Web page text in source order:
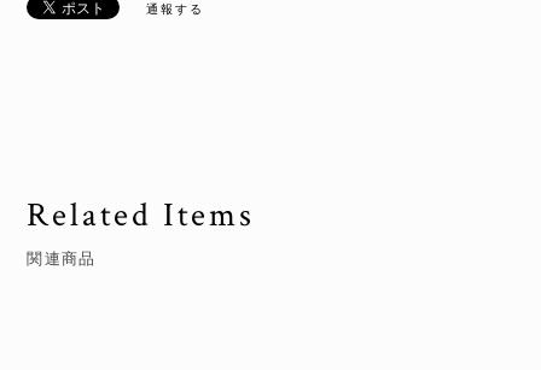
通報する
Related Items
関連商品